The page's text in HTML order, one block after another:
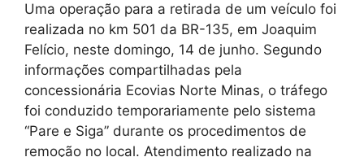
Uma operação para a retirada de um veículo foi
realizada no km 501 da BR-135, em Joaquim
Felício, neste domingo, 14 de junho. Segundo
informações compartilhadas pela
concessionária Ecovias Norte Minas, o tráfego
foi conduzido temporariamente pelo sistema
“Pare e Siga” durante os procedimentos de
remoção no local. Atendimento realizado na